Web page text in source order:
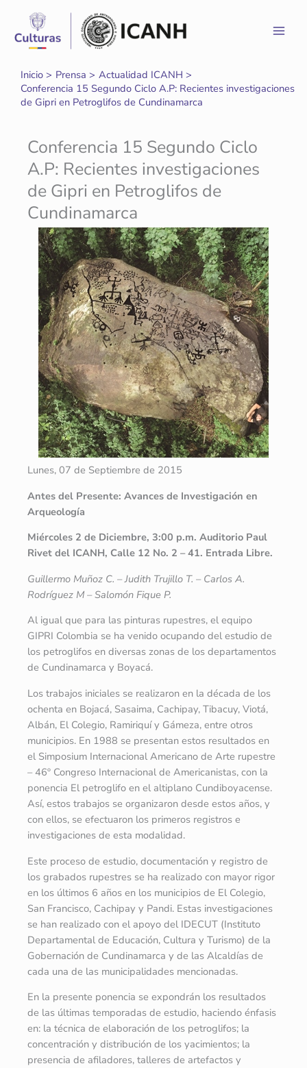
contenido
Inicio Prensa
Actualidad ICANH
Conferencia 15 Segundo Ciclo A.P: Recientes investigaciones
de Gipri en Petroglifos de Cundinamarca
Conferencia 15 Segundo Ciclo
A.P: Recientes investigaciones
de Gipri en Petroglifos de
Cundinamarca
Lunes, 07 de Septiembre de 2015
Antes del Presente: Avances de Investigación en
Arqueología
Miércoles 2 de Diciembre, 3:00 p.m. Auditorio Paul
Rivet del ICANH, Calle 12 No. 2 – 41. Entrada Libre.
Guillermo Muñoz C. – Judith Trujillo T. – Carlos A.
Rodríguez M – Salomón Fique P.
Al igual que para las pinturas rupestres, el equipo
GIPRI Colombia se ha venido ocupando del estudio de
los petroglifos en diversas zonas de los departamentos
de Cundinamarca y Boyacá.
Los trabajos iniciales se realizaron en la década de los
ochenta en Bojacá, Sasaima, Cachipay, Tibacuy, Viotá,
Albán, El Colegio, Ramiriquí y Gámeza, entre otros
municipios. En 1988 se presentan estos resultados en
el Simposium Internacional Americano de Arte rupestre
– 46º Congreso Internacional de Americanistas, con la
ponencia El petroglifo en el altiplano Cundiboyacense.
Así, estos trabajos se organizaron desde estos años, y
con ellos, se efectuaron los primeros registros e
investigaciones de esta modalidad.
Este proceso de estudio, documentación y registro de
los grabados rupestres se ha realizado con mayor rigor
en los últimos 6 años en los municipios de El Colegio,
San Francisco, Cachipay y Pandi. Estas investigaciones
se han realizado con el apoyo del IDECUT (Instituto
Departamental de Educación, Cultura y Turismo) de la
Gobernación de Cundinamarca y de las Alcaldías de
cada una de las municipalidades mencionadas.
En la presente ponencia se expondrán los resultados
de las últimas temporadas de estudio, haciendo énfasis
en: la técnica de elaboración de los petroglifos; la
concentración y distribución de los yacimientos; la
presencia de afiladores, talleres de artefactos y